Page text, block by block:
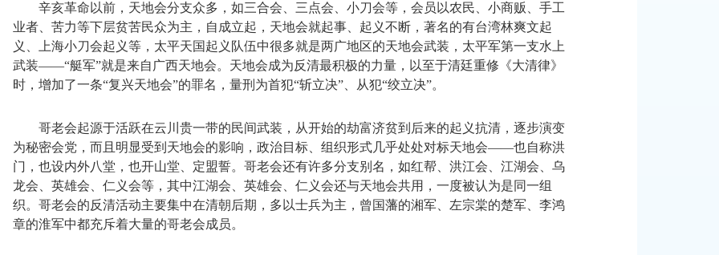
辛亥革命以前，天地会分支众多，如三合会、三点会、小刀会等，会员以农民、小商贩、手工
业者、苦力等下层贫苦民众为主，自成立起，天地会就起事、起义不断，著名的有台湾林爽文起
义、上海小刀会起义等，太平天国起义队伍中很多就是两广地区的天地会武装，太平军第一支水上
武装——“艇军”就是来自广西天地会。天地会成为反清最积极的力量，以至于清廷重修《大清律》
时，增加了一条“复兴天地会”的罪名，量刑为首犯“斩立决”、从犯“绞立决”。
哥老会起源于活跃在云川贵一带的民间武装，从开始的劫富济贫到后来的起义抗清，逐步演变
为秘密会党，而且明显受到天地会的影响，政治目标、组织形式几乎处处对标天地会——也自称洪
门，也设内外八堂，也开山堂、定盟誓。哥老会还有许多分支别名，如红帮、洪江会、江湖会、乌
龙会、英雄会、仁义会等，其中江湖会、英雄会、仁义会还与天地会共用，一度被认为是同一组
织。哥老会的反清活动主要集中在清朝后期，多以士兵为主，曾国藩的湘军、左宗棠的楚军、李鸿
章的淮军中都充斥着大量的哥老会成员。